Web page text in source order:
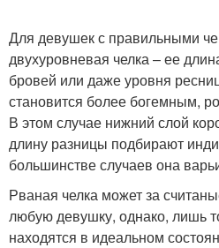
Для девушек с правильными
двухуровневая челка – ее
бровей или даже уровня
становится более богемным,
В этом случае нижний слой
длину разницы подбирают
большинстве случаев она
Рваная челка может за
любую девушку, однако, лишь
находятся в идеальном